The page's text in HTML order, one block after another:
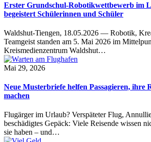
Erster Grundschul-Robotikwettbewerb im
begeistert Schülerinnen und Schüler
Waldshut-Tiengen, 18.05.2026 — Robotik,
Teamgeist standen am 5. Mai 2026 im
Kreismedienzentrum Waldshut…
Mai 29, 2026
Neue Musterbriefe helfen Passagieren, ihre
machen
Flugärger im Urlaub? Verspäteter Flug,
beschädigtes Gepäck: Viele Reisende wissen
sie haben – und…